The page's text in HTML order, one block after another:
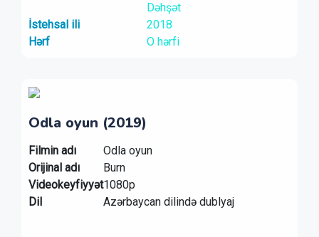
Dəhşət
İstehsal ili
2018
Hərf
O hərfi
Odla oyun (2019)
Filmin adı
Odla oyun
Orijinal adı
Burn
Videokeyfiyyət1080p
Dil
Azərbaycan dilində dublyaj